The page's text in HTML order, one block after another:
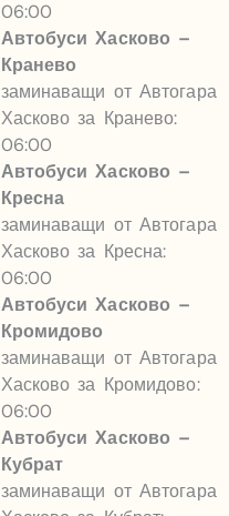
06:00
Автобуси Хасково –
Кранево
заминаващи от Автогара
Хасково за Кранево:
06:00
Автобуси Хасково –
Кресна
заминаващи от Автогара
Хасково за Кресна:
06:00
Автобуси Хасково –
Кромидово
заминаващи от Автогара
Хасково за Кромидово:
06:00
Автобуси Хасково –
Кубрат
заминаващи от Автогара